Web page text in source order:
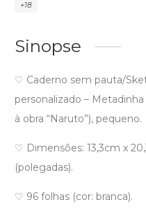
+18
Sinopse
♡ Caderno sem pauta/
personalizado –
à obra “Naruto”), pequeno.
♡ Dimensões: 13,3cm x
(polegadas).
♡ 96 folhas (cor: branca).